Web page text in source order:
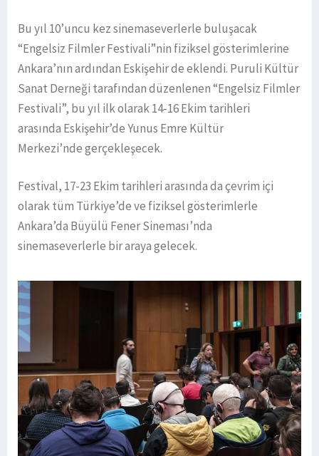
Bu yıl 10’uncu kez sinemaseverlerle buluşacak
“Engelsiz Filmler Festivali”nin fiziksel gösterimlerine
Ankara’nın ardından Eskişehir de eklendi. Puruli Kültür
Sanat Derneği tarafından düzenlenen “Engelsiz Filmler
Festivali”, bu yıl ilk olarak 14-16 Ekim tarihleri
arasında Eskişehir’de Yunus Emre Kültür
Merkezi’nde gerçekleşecek.
Festival, 17-23 Ekim tarihleri arasında da çevrim içi
olarak tüm Türkiye’de ve fiziksel gösterimlerle
Ankara’da Büyülü Fener Sineması’nda
sinemaseverlerle bir araya gelecek.